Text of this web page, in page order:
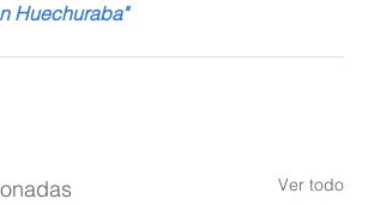
Huechuraba"
Ver todo